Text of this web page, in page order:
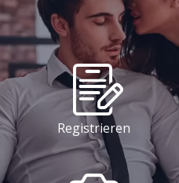
Registrieren